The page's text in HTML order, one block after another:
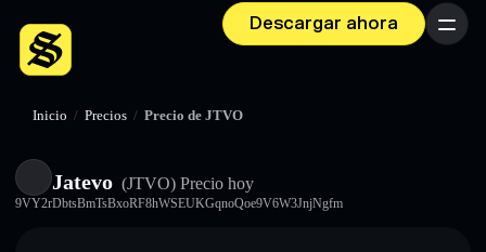
Descargar ahora Menú
Inicio / Precios / Precio de JTVO
Jatevo (JTVO) Precio hoy
9VY2rDbtsBmTsBxoRF8hWSEUKGqnoQoe9V6W3JnjNgfm